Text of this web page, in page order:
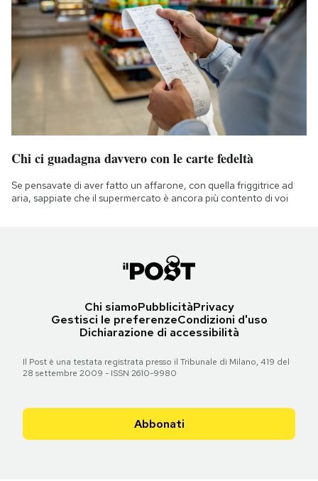
Chi ci guadagna davvero con le carte fedeltà
Se pensavate di aver fatto un affarone, con quella friggitrice ad
aria, sappiate che il supermercato è ancora più contento di voi
Chi siamoPubblicitàPrivacy
Gestisci le preferenzeCondizioni d'uso
Dichiarazione di accessibilità
Il Post è una testata registrata presso il Tribunale di Milano, 419 del
28 settembre 2009 - ISSN 2610-9980
Abbonati